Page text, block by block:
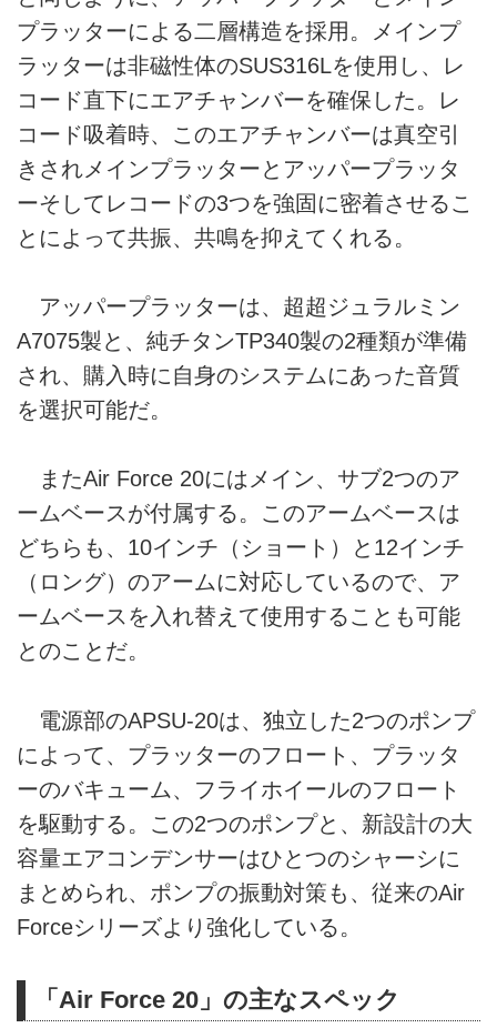
プラッターによる二層構造を採用。メインプ
ラッターは非磁性体のSUS316Lを使用し、レ
コード直下にエアチャンバーを確保した。レ
コード吸着時、このエアチャンバーは真空引
きされメインプラッターとアッパープラッタ
ーそしてレコードの3つを強固に密着させるこ
とによって共振、共鳴を抑えてくれる。
アッパープラッターは、超超ジュラルミン
A7075製と、純チタンTP340製の2種類が準備
され、購入時に自身のシステムにあった音質
を選択可能だ。
またAir Force 20にはメイン、サブ2つのア
ームベースが付属する。このアームベースは
どちらも、10インチ（ショート）と12インチ
（ロング）のアームに対応しているので、ア
ームベースを入れ替えて使用することも可能
とのことだ。
電源部のAPSU-20は、独立した2つのポンプ
によって、プラッターのフロート、プラッタ
ーのバキューム、フライホイールのフロート
を駆動する。この2つのポンプと、新設計の大
容量エアコンデンサーはひとつのシャーシに
まとめられ、ポンプの振動対策も、従来のAir
Forceシリーズより強化している。
「Air Force 20」の主なスペック